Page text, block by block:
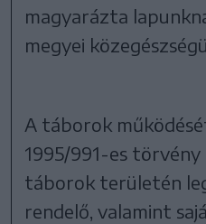
magyarázta
megyei
A táborok
1995/991-es
táborok területén
rendelő, valamint